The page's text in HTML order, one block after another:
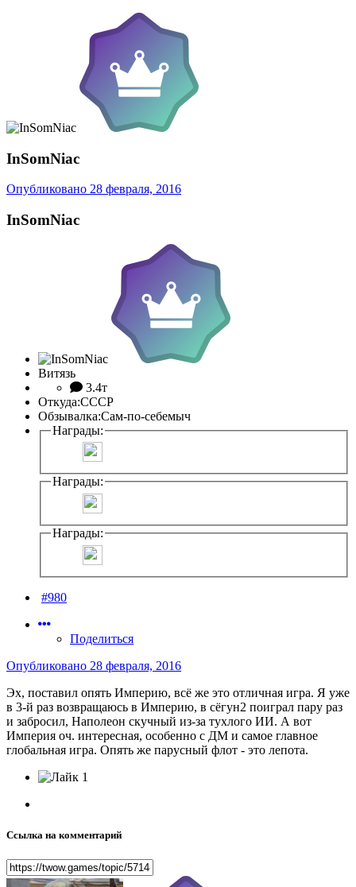
InSomNiac
Опубликовано 28 февраля, 2016
InSomNiac
Витязь
3.4т
Откуда:СССР
Обзывалка:Сам-по-себемыч
Награды:
Награды:
Награды:
#980
Поделиться
Опубликовано 28 февраля, 2016
Эх, поставил опять Империю, всё же это отличная игра. Я уже
в 3-й раз возвращаюсь в Империю, в сёгун2 поиграл пару раз
и забросил, Наполеон скучный из-за тухлого ИИ. А вот
Империя оч. интересная, особенно с ДМ и самое главное
глобальная игра. Опять же парусный флот - это лепота.
1
Ссылка на комментарий